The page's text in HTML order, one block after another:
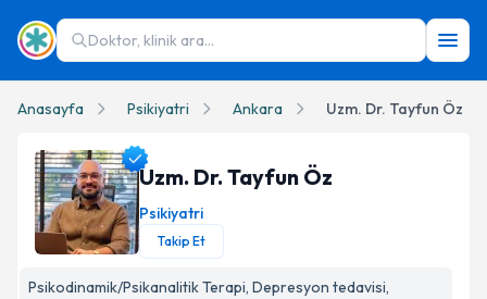
Doktor, klinik ara...
Anasayfa Psikiyatri Ankara Uzm. Dr. Tayfun Öz
Uzm. Dr. Tayfun Öz
Psikiyatri
Takip Et
Psikodinamik/Psikanalitik Terapi, Depresyon tedavisi,